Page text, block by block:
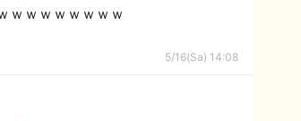
ｗｗｗｗｗｗｗｗ
5/16(Sa) 14:08